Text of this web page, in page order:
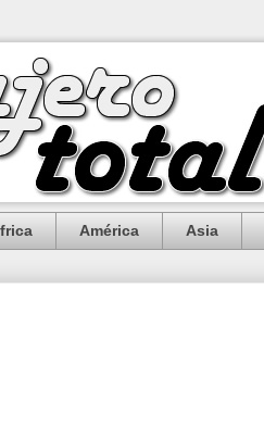
América Asia